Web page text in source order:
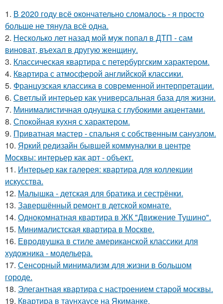
1. В 2020 году всё окончательно сломалось - я просто
больше не тянула всё одна.
2. Несколько лет назад мой муж попал в ДТП - сам
виноват, въехал в другую женщину.
3. Классическая квартира с петербургским характером.
4. Квартира с атмосферой английской классики.
5. Французская классика в современной интерпретации.
6. Светлый интерьер как универсальная база для жизни.
7. Минималистичная однушка с глубокими акцентами.
8. Спокойная кухня с характером.
9. Приватная мастер - спальня с собственным санузлом.
10. Яркий редизайн бывшей коммуналки в центре
Москвы: интерьер как арт - объект.
11. Интерьер как галерея: квартира для коллекции
искусства.
12. Малышка - детская для братика и сестрёнки.
13. Завершённый ремонт в детской комнате.
14. Однокомнатная квартира в ЖК "Движение Тушино".
15. Минималистская квартира в Москве.
16. Евродвушка в стиле американской классики для
художника - модельера.
17. Сенсорный минимализм для жизни в большом
городе.
18. Элегантная квартира с настроением старой москвы.
19. Квартира в таунхаусе на Якиманке.